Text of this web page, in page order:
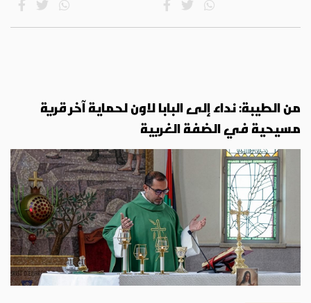
من الطيبة: نداء إلى البابا لاون لحماية آخر قرية
مسيحية في الضفة الغربية